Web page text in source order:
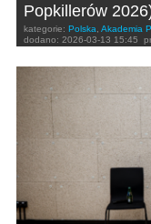
Popkillerów
kategorie: Polska Akademia
dodano: 2026-03-13 15:45